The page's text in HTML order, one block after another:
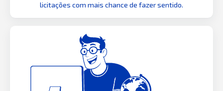
licitações com mais chance de fazer sentido.